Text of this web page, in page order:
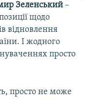
Зеленський –
щодо
відновлення
І жодного
просто
просто не може